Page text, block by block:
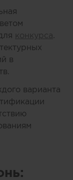
конкурса
в
варианта